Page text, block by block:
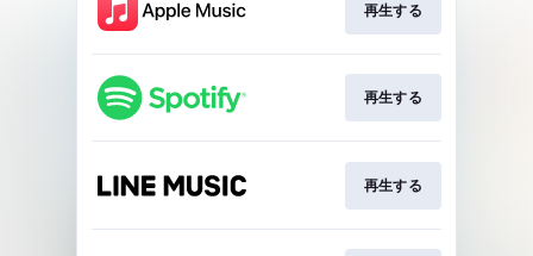
再生する
再生する
再生する